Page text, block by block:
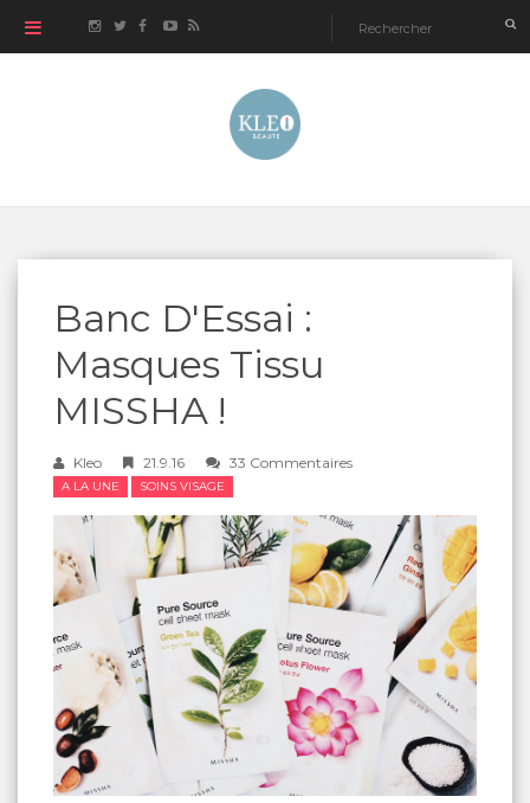
Banc D'Essai :
Masques Tissu
MISSHA !
Kleo 21.9.16 33 Commentaires
A LA UNE SOINS VISAGE